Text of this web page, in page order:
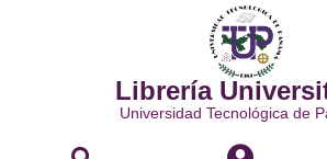
Librería
Universidad Tecnológica de
Buscar